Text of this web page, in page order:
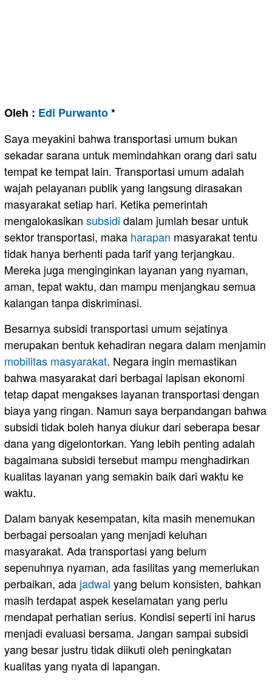
Oleh : Edi Purwanto*
Saya meyakini bahwa transportasi umum bukan
sekadar sarana untuk memindahkan orang dari satu
tempat ke tempat lain. Transportasi umum adalah
wajah pelayanan publik yang langsung dirasakan
masyarakat setiap hari. Ketika pemerintah
mengalokasikan subsidi dalam jumlah besar untuk
sektor transportasi, maka harapan masyarakat tentu
tidak hanya berhenti pada tarif yang terjangkau.
Mereka juga menginginkan layanan yang nyaman,
aman, tepat waktu, dan mampu menjangkau semua
kalangan tanpa diskriminasi.
Besarnya subsidi transportasi umum sejatinya
merupakan bentuk kehadiran negara dalam menjamin
mobilitas masyarakat. Negara ingin memastikan
bahwa masyarakat dari berbagai lapisan ekonomi
tetap dapat mengakses layanan transportasi dengan
biaya yang ringan. Namun saya berpandangan bahwa
subsidi tidak boleh hanya diukur dari seberapa besar
dana yang digelontorkan. Yang lebih penting adalah
bagaimana subsidi tersebut mampu menghadirkan
kualitas layanan yang semakin baik dari waktu ke
waktu.
Dalam banyak kesempatan, kita masih menemukan
berbagai persoalan yang menjadi keluhan
masyarakat. Ada transportasi yang belum
sepenuhnya nyaman, ada fasilitas yang memerlukan
perbaikan, ada jadwal yang belum konsisten, bahkan
masih terdapat aspek keselamatan yang perlu
mendapat perhatian serius. Kondisi seperti ini harus
menjadi evaluasi bersama. Jangan sampai subsidi
yang besar justru tidak diikuti oleh peningkatan
kualitas yang nyata di lapangan.